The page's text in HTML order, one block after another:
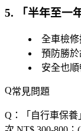
5. 「 半年至一
全車檢
預防勝
安全也順
常見問題
Q：「 自行車保養